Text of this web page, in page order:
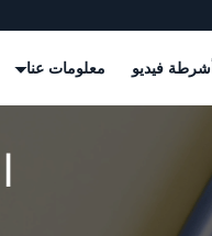
أشرطة فيديو معلومات عنا